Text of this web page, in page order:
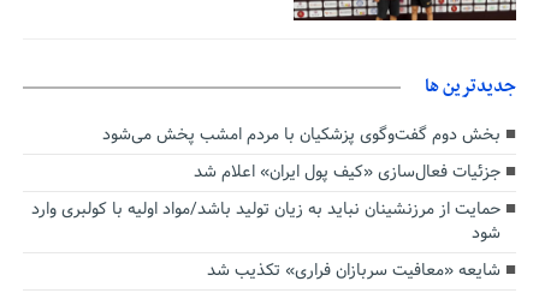
جديدترين ها
بخش دوم گفت‌وگوی پزشکیان با مردم امشب پخش می‌شود
جزئیات فعال‌سازی «کیف پول ایران» اعلام شد
حمایت از مرزنشینان نباید به زیان تولید باشد/مواد اولیه با کولبری وارد
شود
شایعه «معافیت سربازان فراری» تکذیب شد